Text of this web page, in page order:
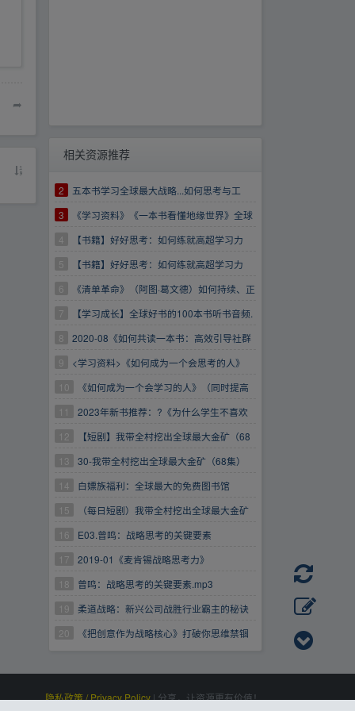
➦
相关资源推荐
2
五本书学习全球最大战略...如何思考与工
作？
3
《学习资料》《一本书看懂地缘世界》全球
政治势力全解析【夸克】
4
【书籍】好好思考：如何练就高超学习力
5
【书籍】好好思考：如何练就高超学习力
6
《清单革命》（阿图·葛文德）如何持续、正
确地把事情做对全球思想家正在读的20本书之一
7
【学习成长】全球好书的100本书听书音频.
得到.喜.马.有声读物【收藏版】
8
2020-08《如何共读一本书：高效引导社群
学习》
9
<学习资料>《如何成为一个会思考的人》
【夸克】
10
《如何成为一个会学习的人》（同时提高
专注力、记忆力和思考力的高效学习法）
11
2023年新书推荐：?《为什么学生不喜欢
上学：认知心理学家解开大脑学习的运作结构，
如何更有效地学习与思考》
12
【短剧】我带全村挖出全球最大金矿（68
集）
13
30-我带全村挖出全球最大金矿（68集）
14
白嫖族福利：全球最大的免费图书馆
15
（每日短剧）我带全村挖出全球最大金矿
（68集）
16
E03.曾鸣：战略思考的关键要素
17
2019-01《麦肯锡战略思考力》
18
曾鸣：战略思考的关键要素.mp3
19
柔道战略：新兴公司战胜行业霸主的秘诀
20
《把创意作为战略核心》打破你思维禁锢
隐私政策 / Privacy Policy|分享，让资源更有价值！